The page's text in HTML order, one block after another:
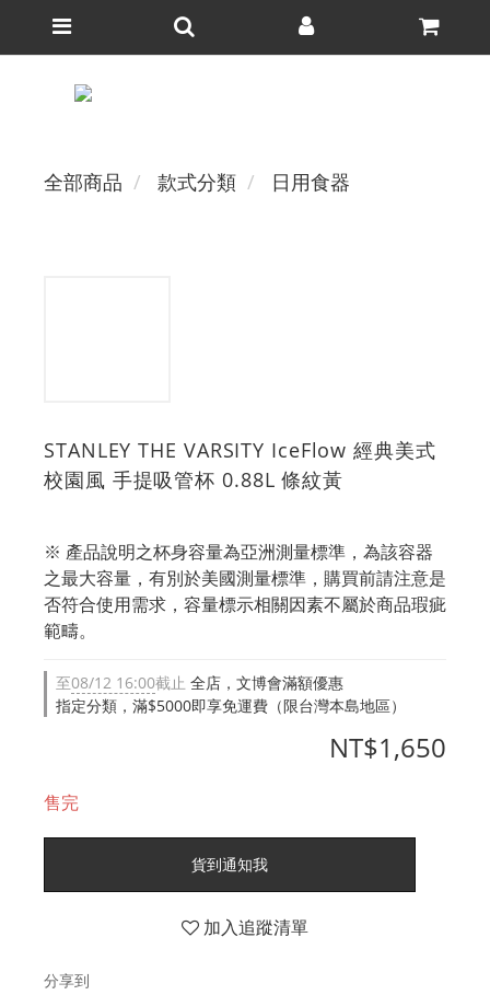
全部商品 款式分類 日用食器
STANLEY THE VARSITY IceFlow 經典美式
校園風 手提吸管杯 0.88L 條紋黃
※ 產品說明之杯身容量為亞洲測量標準，為該容器
之最大容量，有別於美國測量標準，購買前請注意是
否符合使用需求，容量標示相關因素不屬於商品瑕疵
範疇。
至08/12 16:00截止 全店，文博會滿額優惠
指定分類，滿$5000即享免運費（限台灣本島地區）
NT$1,650
售完
貨到通知我
加入追蹤清單
分享到